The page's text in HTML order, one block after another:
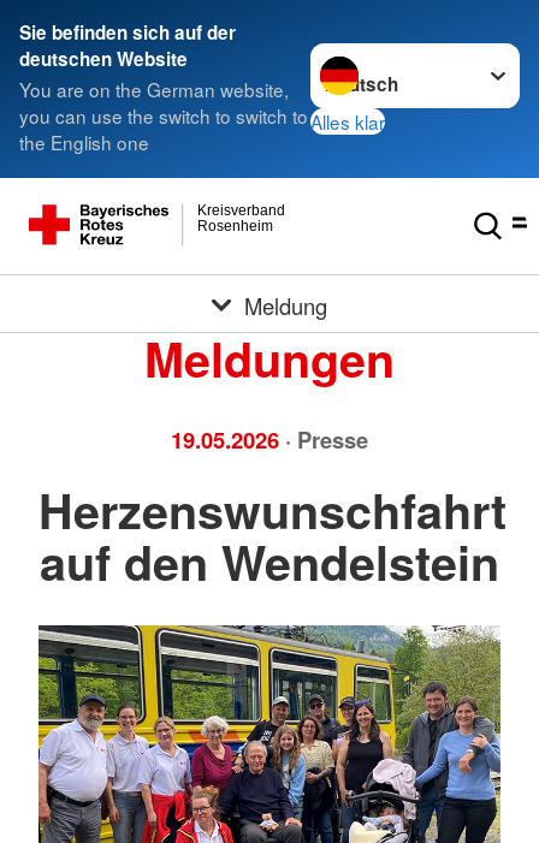
Sie befinden sich auf der
deutschen Website
You are on the German website,
you can use the switch to switch to
the English one
Sprache wechseln zu
Alles klar
Rosenheim
Kreisverband
Meldung
Meldungen
19.05.2026 · Presse
Herzenswunschfahrt
auf den Wendelstein